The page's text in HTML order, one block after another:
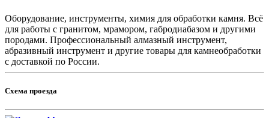
Оборудование, инструменты, химия для обработки камня. Всё
для работы с гранитом, мрамором, габродиабазом и другими
породами. Профессиональный алмазный инструмент,
абразивный инструмент и другие товары для камнеобработки
с доставкой по России.
Схема проезда